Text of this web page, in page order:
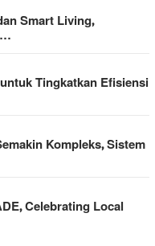
Smart Living,
Tingkatkan Efisiensi
Kompleks, Sistem
Celebrating Local